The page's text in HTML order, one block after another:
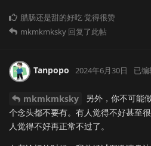
腊肠还是甜的好吃觉得很赞
mkmkmksky 回复了此帖
Tanpopo 2024年6月30日 已
mkmkmksky
另外，你不可能
个念头都不要有。有人觉得不好甚至
人觉得不好再正常不过了。